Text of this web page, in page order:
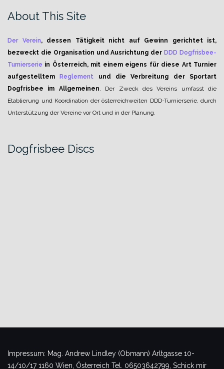
About This Site
Der Verein, dessen Tätigkeit nicht auf Gewinn gerichtet ist,
bezweckt die Organisation und Ausrichtung derDDD Dogfrisbee-
Turnierserie in Österreich, mit einem eigens für diese Art Turnier
aufgestelltemReglement und die Verbreitung der Sportart
Dogfrisbee im Allgemeinen . Der Zweck des Vereins umfasst die
Etablierung und Koordination der österreichweiten DDD-Turnierserie, durch
Unterstützung der Vereine vor Ort und in der Planung.
Dogfrisbee Discs
Impressum: Mag. Andrew Lindley (Obmann) Arltgasse 10-
14/10/17 1160 Wien, Österreich Tel. 06503642799, Schick mir